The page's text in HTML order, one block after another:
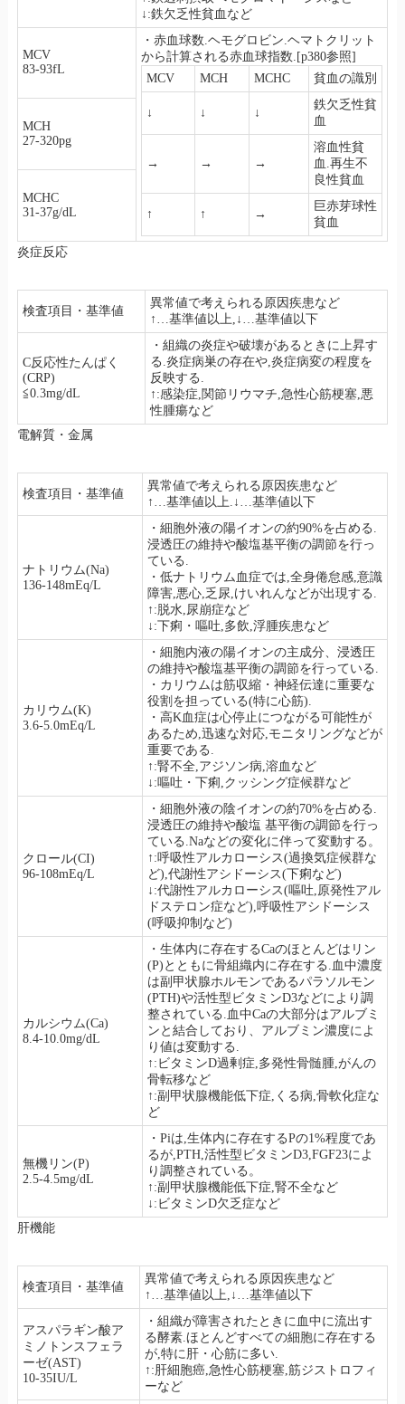
↓:鉄欠乏性貧血など
MCV
83-93fL
・赤血球数.ヘモグロビン.ヘマトクリット
から計算される赤血球指数.[p380参照]
MCV
MCH MCHC 貧血の識別
↓ ↓ ↓
鉄欠乏性貧
血
→ → →
溶血性貧
血.再生不
良性貧血
↑ ↑ →
巨赤芽球性
貧血
MCH
27-320pg
MCHC
31-37g/dL
炎症反応
検査項目・基準値
異常値で考えられる原因疾患など
↑…基準値以上,↓…基準値以下
C反応性たんぱく
(CRP)
≦0.3mg/dL
・組織の炎症や破壊があるときに上昇す
る.炎症病巣の存在や,炎症病変の程度を
反映する.
↑:感染症,関節リウマチ,急性心筋梗塞,悪
性腫瘍など
電解質・金属
検査項目・基準値
異常値で考えられる原因疾患など
↑…基準値以上.↓…基準値以下
ナトリウム(Na)
136-148mEq/L
・細胞外液の陽イオンの約90%を占める.
浸透圧の維持や酸塩基平衡の調節を行っ
ている.
・低ナトリウム血症では,全身倦怠感,意識
障害,悪心,乏尿,けいれんなどが出現する.
↑:脱水,尿崩症など
↓:下痢・嘔吐,多飲,浮腫疾患など
カリウム(K)
3.6-5.0mEq/L
・細胞内液の陽イオンの主成分、浸透圧
の維持や酸塩基平衡の調節を行っている.
・カリウムは筋収縮・神経伝達に重要な
役割を担っている(特に心筋).
・高K血症は心停止につながる可能性が
あるため,迅速な対応,モニタリングなどが
重要である.
↑:腎不全,アジソン病,溶血など
↓:嘔吐・下痢,クッシング症候群など
クロール(CI)
96-108mEq/L
・細胞外液の陰イオンの約70%を占める.
浸透圧の維持や酸塩 基平衡の調節を行っ
ている.Naなどの変化に伴って変動する。
↑:呼吸性アルカローシス(過換気症候群な
ど),代謝性アシドーシス(下痢など)
↓:代謝性アルカローシス(嘔吐,原発性アル
ドステロン症など),呼吸性アシドーシス
(呼吸抑制など)
カルシウム(Ca)
8.4-10.0mg/dL
・生体内に存在するCaのほとんどはリン
(P)とともに骨組織内に存在する.血中濃度
は副甲状腺ホルモンであるパラソルモン
(PTH)や活性型ビタミンD3などにより調
整されている.血中Caの大部分はアルブミ
ンと結合しており、アルブミン濃度によ
り値は変動する.
↑:ビタミンD過剰症,多発性骨髄腫,がんの
骨転移など
↑:副甲状腺機能低下症,くる病,骨軟化症な
ど
無機リン(P)
2.5-4.5mg/dL
・Piは,生体内に存在するPの1%程度であ
るが,PTH,活性型ビタミンD3,FGF23によ
り調整されている。
↑:副甲状腺機能低下症,腎不全など
↓:ビタミンD欠乏症など
肝機能
検査項目・基準値
異常値で考えられる原因疾患など
↑…基準値以上,↓…基準値以下
アスパラギン酸ア
ミノトンスフェラ
ーゼ(AST)
10-35IU/L
・組織が障害されたときに血中に流出す
る酵素.ほとんどすべての細胞に存在する
が,特に肝・心筋に多い.
↑:肝細胞癌,急性心筋梗塞,筋ジストロフィ
ーなど